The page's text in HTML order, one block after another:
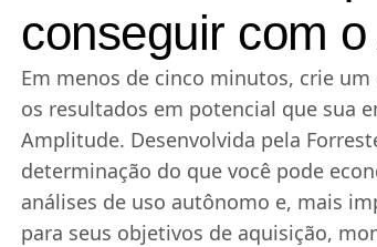
conseguir com
Em menos de cinco minutos, crie
os resultados em potencial que sua
Amplitude. Desenvolvida pela
determinação do que você pode
análises de uso autônomo e, mais
para seus objetivos de aquisição,